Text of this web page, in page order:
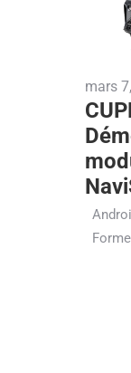
mars